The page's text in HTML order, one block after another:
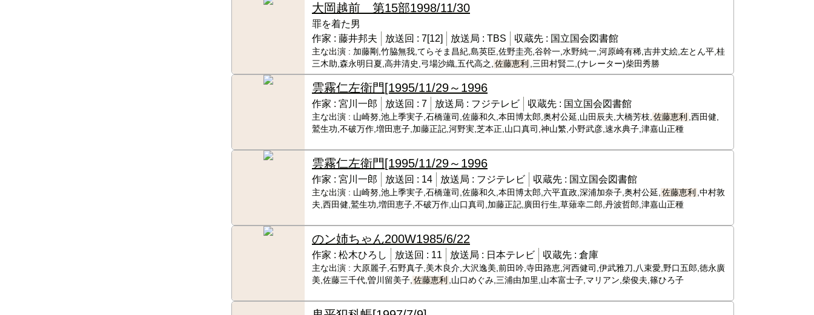
大岡越前 第15部1998/11/30
罪を着た男
作家 : 藤井邦夫 放送回 : 7[12] 放送局 : TBS 収蔵先 : 国立国会図書館
主な出演 : 加藤剛,竹脇無我,てらそま昌紀,島英臣,佐野圭亮,谷幹一,水野純一,河原崎有稀,吉井丈絵,左とん平,桂
三木助,森永明日夏,高井清史,弓場沙織,五代高之, 佐藤恵利 ,三田村賢二,(ナレーター)柴田秀勝
雲霧仁左衛門[1995/11/29～1996
作家 : 宮川一郎 放送回 : 7 放送局 : フジテレビ 収蔵先 : 国立国会図書館
主な出演 : 山崎努,池上季実子,石橋蓮司,佐藤和久,本田博太郎,奥村公延,山田辰夫,大橋芳枝, 佐藤恵利
,西田健,
鷲生功,不破万作,増田恵子,加藤正記,河野実,芝本正,山口真司,神山繁,小野武彦,速水典子,津嘉山正種
雲霧仁左衛門[1995/11/29～1996
作家 : 宮川一郎 放送回 : 14 放送局 : フジテレビ 収蔵先 : 国立国会図書館
主な出演 : 山崎努,池上季実子,石橋蓮司,佐藤和久,本田博太郎,六平直政,深浦加奈子,奥村公延, 佐藤恵利
,中村敦
夫,西田健,鷲生功,増田恵子,不破万作,山口真司,加藤正記,廣田行生,草薙幸二郎,丹波哲郎,津嘉山正種
のン姉ちゃん200W1985/6/22
作家 : 松木ひろし 放送回 : 11 放送局 : 日本テレビ 収蔵先 : 倉庫
主な出演 : 大原麗子,石野真子,美木良介,大沢逸美,前田吟,寺田路恵,河西健司,伊武雅刀,八束愛,野口五郎,徳永廣
美,佐藤三千代,曽川留美子, 佐藤恵利 ,山口めぐみ,三浦由加里,山本富士子,マリアン,柴俊夫,篠ひろ子